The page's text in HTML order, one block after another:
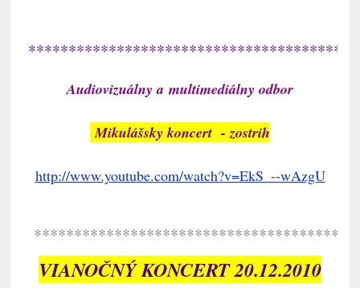
Audiovizuálny a multimediálny odbor
Mikulášsky koncert - zostrih
http://www.youtube.com/watch?v=EkS_--wAzgU
VIANOČNÝ KONCERT 20.12.2010